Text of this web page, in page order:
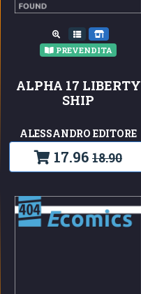
PREVENDITA
ALPHA 17 LIBERTY
SHIP
ALESSANDRO EDITORE
17.96 18.90